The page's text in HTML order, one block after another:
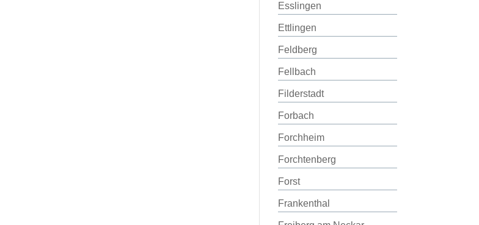
Esslingen
Ettlingen
Feldberg
Fellbach
Filderstadt
Forbach
Forchheim
Forchtenberg
Forst
Frankenthal